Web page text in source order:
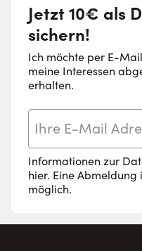
Jetzt 10€ als
sichern!
Ich möchte per E-
meine Interessen
erhalten.
Informationen zur
hier. Eine Abmeldung
möglich.